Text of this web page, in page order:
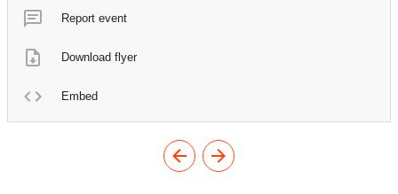
Report event
Download flyer
Embed